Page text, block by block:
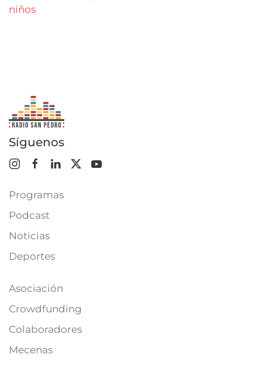
Síguenos
Programas
Podcast
Noticias
Deportes
Asociación
Crowdfunding
Colaboradores
Mecenas